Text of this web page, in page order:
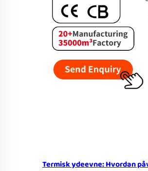
Termisk ydeevne: Hvordan